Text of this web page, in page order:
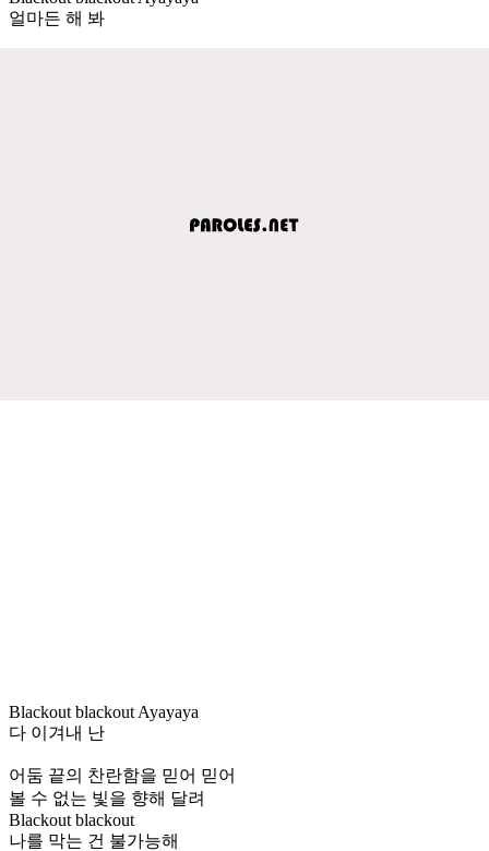
얼마든 해 봐
Blackout blackout Ayayaya
다 이겨내 난
어둠 끝의 찬란함을 믿어 믿어
볼 수 없는 빛을 향해 달려
Blackout blackout
나를 막는 건 불가능해